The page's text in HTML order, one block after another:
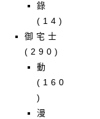
錄
(14)
御宅士
(290)
動
(160
)
漫